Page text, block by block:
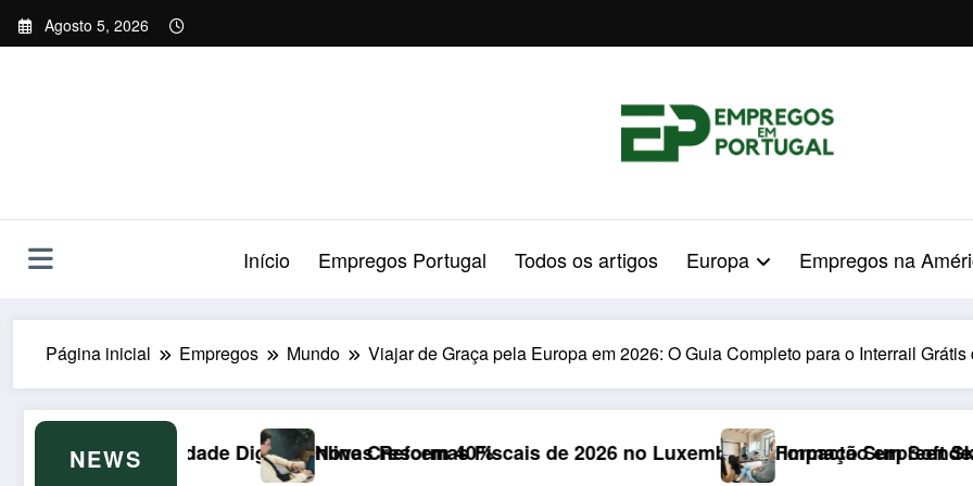
Saltar
para
Agosto 5, 2026
Início Empregos Portugal Todos os artigos Europa Empregos na
Página inicial Empregos Mundo Viajar de Graça pela Europa em 2026: O Guia Completo para o Interrail
NEWS
Online Crescem 40%
Novas Reformas Fiscais de 2026 no Luxemburgo: Impacto Surpreendente nos Portugueses
Formação em Soft Skills em 2026: Armadilha de